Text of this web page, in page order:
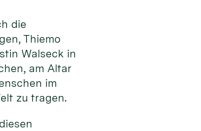
die
Thiemo
Walseck in
am Altar
im
zu tragen.